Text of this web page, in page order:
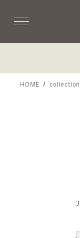
HOME collection
3